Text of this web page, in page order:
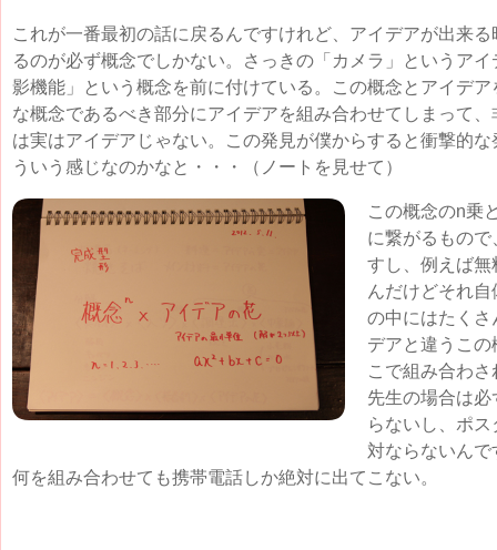
これが一番最初の話に戻るんですけれど、アイデアが出来
るのが必ず概念でしかない。さっきの「カメラ」というア
影機能」という概念を前に付けている。この概念とアイデ
な概念であるべき部分にアイデアを組み合わせてしまって
は実はアイデアじゃない。この発見が僕からすると衝撃的
ういう感じなのかなと・・・（ノートを見せて）
この概念のn乗
に繋がるもの
すし、例えば
んだけどそれ
の中にはたく
デアと違うこ
こで組み合わ
先生の場合は
らないし、ポ
対ならないん
何を組み合わせても携帯電話しか絶対に出てこない。